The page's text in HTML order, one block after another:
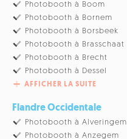
Photobooth à Boom
Photobooth à Bornem
Photobooth à Borsbeek
Photobooth à Brasschaat
Photobooth à Brecht
Photobooth à Dessel
AFFICHER LA SUITE
Flandre Occidentale
Photobooth à Alveringem
Photobooth à Anzegem